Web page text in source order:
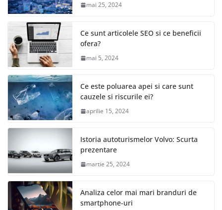
mai 25, 2024
Ce sunt articolele SEO si ce beneficii
ofera?
mai 5, 2024
Ce este poluarea apei si care sunt
cauzele si riscurile ei?
aprilie 15, 2024
Istoria autoturismelor Volvo: Scurta
prezentare
martie 25, 2024
Analiza celor mai mari branduri de
smartphone-uri